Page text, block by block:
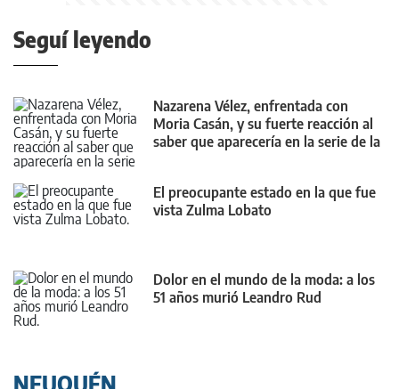
Seguí leyendo
Nazarena Vélez, enfrentada con
Moria Casán, y su fuerte reacción al
saber que aparecería en la serie de la
El preocupante estado en la que fue
vista Zulma Lobato
Dolor en el mundo de la moda: a los
51 años murió Leandro Rud